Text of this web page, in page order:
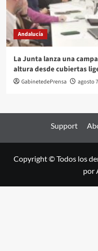
Andalucía
La Junta lanza una
altura desde cubiertas
GabinetedePrensa agosto
Support
Copyright © Todos los
por